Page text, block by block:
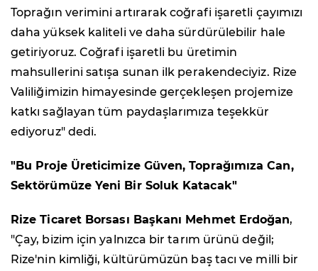
Toprağın verimini artırarak coğrafi işaretli çayımızı
daha yüksek kaliteli ve daha sürdürülebilir hale
getiriyoruz. Coğrafi işaretli bu üretimin
mahsullerini satışa sunan ilk perakendeciyiz. Rize
Valiliğimizin himayesinde gerçekleşen projemize
katkı sağlayan tüm paydaşlarımıza teşekkür
ediyoruz" dedi.
"Bu Proje Üreticimize Güven, Toprağımıza Can,
Sektörümüze Yeni Bir Soluk Katacak"
Rize Ticaret Borsası Başkanı Mehmet Erdoğan,
"Çay, bizim için yalnızca bir tarım ürünü değil;
Rize'nin kimliği, kültürümüzün baş tacı ve milli bir